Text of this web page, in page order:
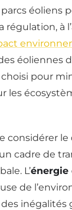
éoliens
régulation, à
éoliennes
pour
les
considérer
cadre de
L’énergie
de
des inégalités